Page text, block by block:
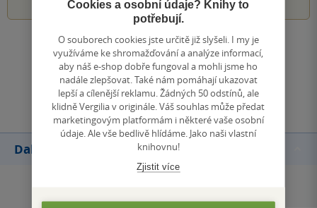
Zobrazit všechna hodnocení
Přidat hodnocení
Další knihy autora
Cookies a osobní údaje? Knihy to
potřebují.
O souborech cookies jste určitě již slyšeli. I my je
využíváme ke shromažďování a analýze informací,
aby náš e-shop dobře fungoval a mohli jsme ho
nadále zlepšovat. Také nám pomáhají ukazovat
lepší a cílenější reklamu. Žádných 50 odstínů, ale
klidně Vergilia v originále. Váš souhlas může předat
marketingovým platformám i některé vaše osobní
údaje. Ale vše bedlivě hlídáme. Jako naši vlastní
knihovnu!
Zjistit více